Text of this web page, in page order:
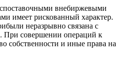
внебиржевыми
имеет рискованный характер.
неразрывно связана с
При совершении операций к
собственности и иные права на